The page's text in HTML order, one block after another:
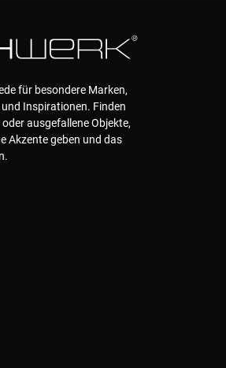
für besondere Marken,
Inspirationen. Finden
ausgefallene Objekte,
Akzente geben und das